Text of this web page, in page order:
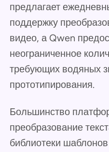
предлагает
поддержку
видео, а Qwen
неограниченное
требующих водяных
прототипирования.
Большинство
преобразование
библиотеки